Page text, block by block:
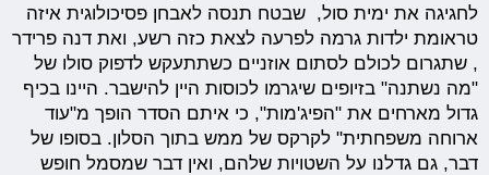
לחגיגה את ימית סול, שבטח תנסה לאבחן פסיכולוגית איזה
טראומת ילדות גרמה לפרעה לצאת כזה רשע, ואת דנה פרידר
, שתגרום לכולם לסתום אוזניים כשתתעקש לדפוק סולו של
"מה נשתנה" בזיופים שיגרמו לכוסות היין להישבר. היינו בכיף
גדול מארחים את "הפיג'מות", כי איתם הסדר הופך מ"עוד
ארוחה משפחתית" לקרקס של ממש בתוך הסלון. בסופו של
דבר, גם גדלנו על השטויות שלהם, ואין דבר שמסמל חופש